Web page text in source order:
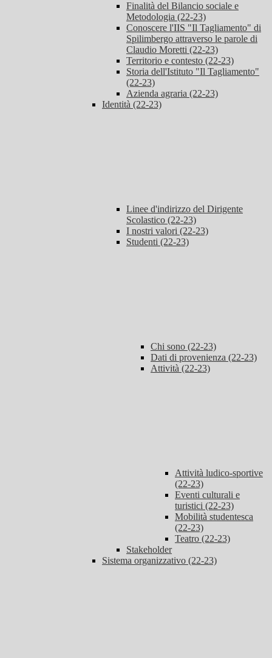
Finalità del Bilancio sociale e
Metodologia (22-23)
Conoscere l'IIS "Il Tagliamento" di
Spilimbergo attraverso le parole di
Claudio Moretti (22-23)
Territorio e contesto (22-23)
Storia dell'Istituto "Il Tagliamento"
(22-23)
Azienda agraria (22-23)
Identità (22-23)
Linee d'indirizzo del Dirigente
Scolastico (22-23)
I nostri valori (22-23)
Studenti (22-23)
Chi sono (22-23)
Dati di provenienza (22-23)
Attività (22-23)
Attività ludico-sportive
(22-23)
Eventi culturali e
turistici (22-23)
Mobilità studentesca
(22-23)
Teatro (22-23)
Stakeholder
Sistema organizzativo (22-23)